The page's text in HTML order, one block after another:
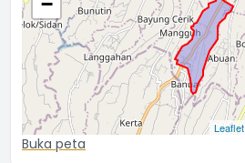
Leaflet
Buka peta